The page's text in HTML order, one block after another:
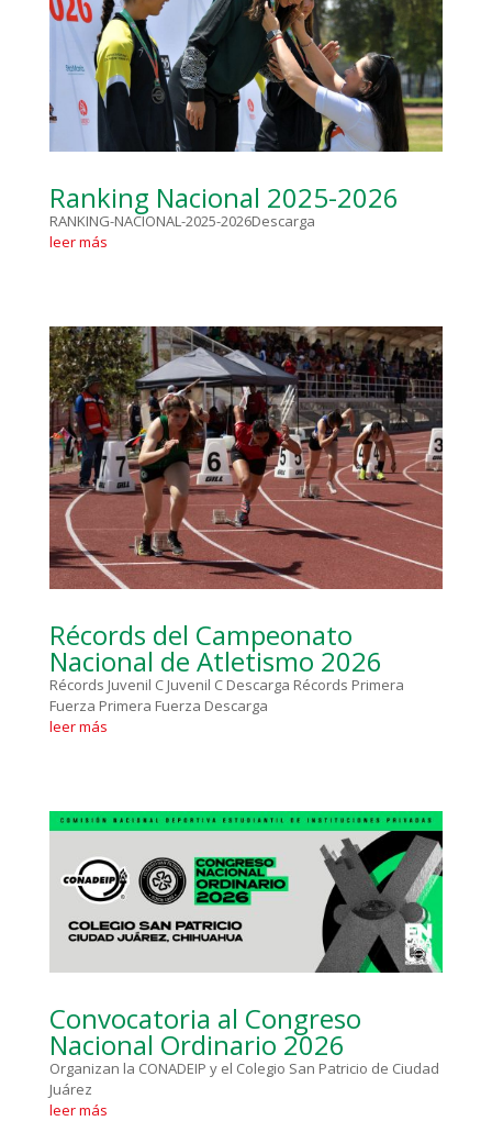
Ranking Nacional 2025-2026
RANKING-NACIONAL-2025-2026Descarga
leer más
Récords del Campeonato
Nacional de Atletismo 2026
Récords Juvenil C Juvenil C Descarga Récords Primera
Fuerza Primera Fuerza Descarga
leer más
Convocatoria al Congreso
Nacional Ordinario 2026
Organizan la CONADEIP y el Colegio San Patricio de Ciudad
Juárez
leer más